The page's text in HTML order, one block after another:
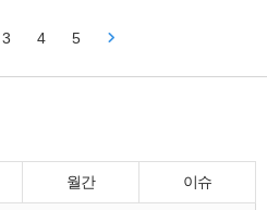
3 4 5
월간 이슈